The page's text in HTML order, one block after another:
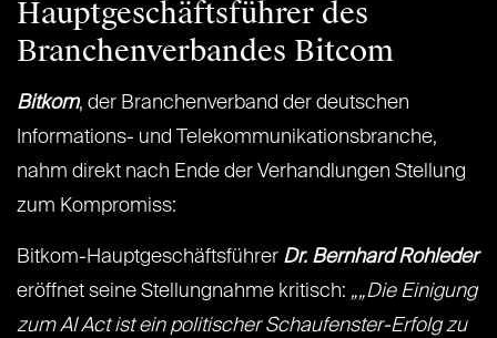
Hauptgeschäftsführer des
Branchenverbandes Bitcom
Bitkom, der Branchenverband der deutschen
Informations- und Telekommunikationsbranche,
nahm direkt nach Ende der Verhandlungen Stellung
zum Kompromiss:
Bitkom-Hauptgeschäftsführer Dr. Bernhard Rohleder
eröffnet seine Stellungnahme kritisch: „„Die Einigung
zum AI Act ist ein politischer Schaufenster-Erfolg zu